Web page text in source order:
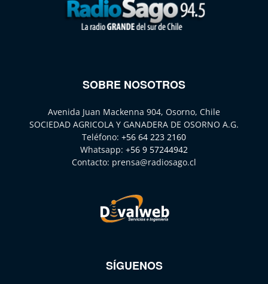
SOBRE NOSOTROS
Avenida Juan Mackenna 904, Osorno, Chile
SOCIEDAD AGRICOLA Y GANADERA DE OSORNO A.G.
Teléfono: +56 64 223 2160
Whatsapp: +56 9 57244942
Contacto: prensa@radiosago.cl
SÍGUENOS